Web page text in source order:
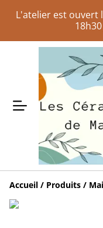
L'atelier est ouvert
Accueil / Produits /